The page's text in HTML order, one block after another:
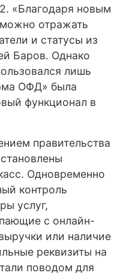
«Благодаря новым
отражать
и статусы из
Баров. Однако
лишь
ОФД» была
функционал в
правительства
Одновременно
контроль
услуг,
с онлайн-
или наличие
реквизиты на
поводом для